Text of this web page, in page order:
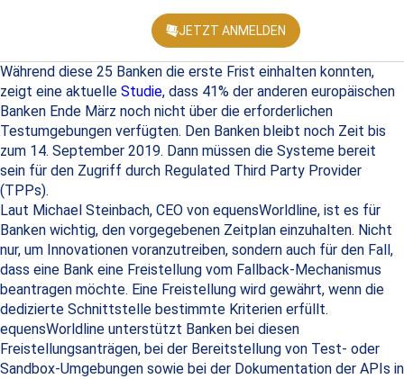
JETZT ANMELDEN
Während diese 25 Banken die erste Frist einhalten konnten,
zeigt eine aktuelle Studie, dass 41% der anderen europäischen
Banken Ende März noch nicht über die erforderlichen
Testumgebungen verfügten. Den Banken bleibt noch Zeit bis
zum 14. September 2019. Dann müssen die Systeme bereit
sein für den Zugriff durch Regulated Third Party Provider
(TPPs).
Laut Michael Steinbach, CEO von equensWorldline, ist es für
Banken wichtig, den vorgegebenen Zeitplan einzuhalten. Nicht
nur, um Innovationen voranzutreiben, sondern auch für den Fall,
dass eine Bank eine Freistellung vom Fallback-Mechanismus
beantragen möchte. Eine Freistellung wird gewährt, wenn die
dedizierte Schnittstelle bestimmte Kriterien erfüllt.
equensWorldline unterstützt Banken bei diesen
Freistellungsanträgen, bei der Bereitstellung von Test- oder
Sandbox-Umgebungen sowie bei der Dokumentation der APIs in